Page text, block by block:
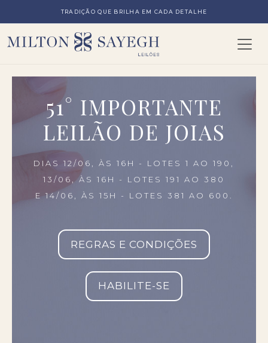
TRADIÇÃO QUE BRILHA EM CADA DETALHE
51° IMPORTANTE
LEILÃO DE JOIAS
DIAS 12/06, ÀS 16H - LOTES 1 AO 190,
13/06, ÀS 16H - LOTES 191 AO 380
E 14/06, ÀS 15H - LOTES 381 AO 600.
REGRAS E CONDIÇÕES
HABILITE-SE